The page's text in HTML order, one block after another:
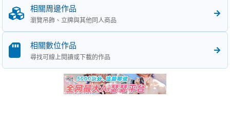
相關周邊作品
瀏覽吊飾、立牌與其他同人商品
相關數位作品
尋找可線上閱讀或下載的作品